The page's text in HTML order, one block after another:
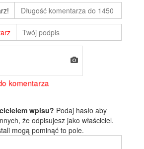
komentarza
wpisu? Podaj hasło aby
że odpisujesz jako właściciel.
mogą pominąć to pole.